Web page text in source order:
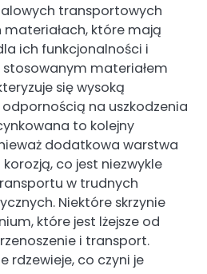
transportowych
materiałach, które mają
ich funkcjonalności i
stosowanym materiałem
się wysoką
na uszkodzenia
to kolejny
dodatkowa warstwa
co jest niezwykle
w trudnych
Niektóre skrzynie
które jest lżejsze od
i transport.
rdzewieje, co czyni je